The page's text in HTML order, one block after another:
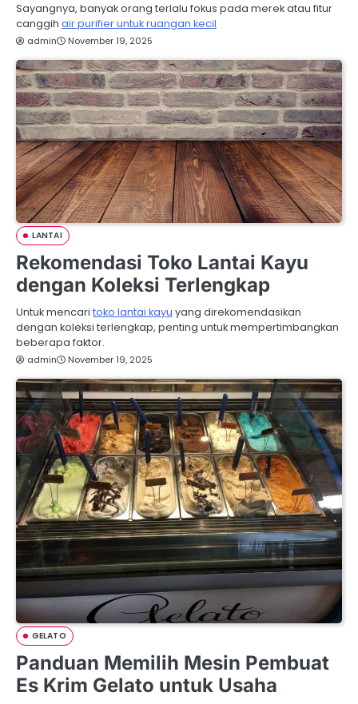
Sayangnya, banyak orang terlalu fokus pada merek atau fitur
canggih air purifier untuk ruangan kecil
admin November 19, 2025
LANTAI
Rekomendasi Toko Lantai Kayu
dengan Koleksi Terlengkap
Untuk mencari toko lantai kayu yang direkomendasikan
dengan koleksi terlengkap, penting untuk mempertimbangkan
beberapa faktor.
admin November 19, 2025
GELATO
Panduan Memilih Mesin Pembuat
Es Krim Gelato untuk Usaha